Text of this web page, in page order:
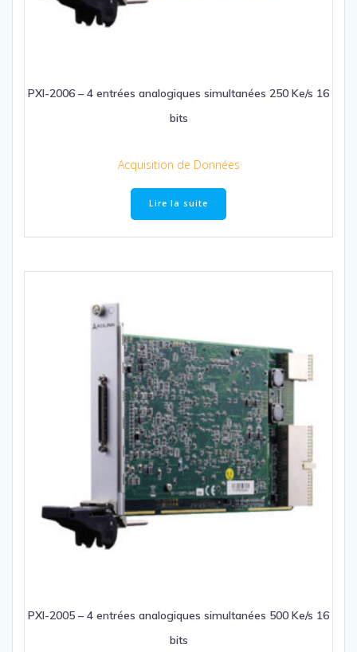
PXI-2006 – 4 entrées analogiques simultanées 250 Ke/s 16
bits
Acquisition de Données
Lire la suite
PXI-2005 – 4 entrées analogiques simultanées 500 Ke/s 16
bits